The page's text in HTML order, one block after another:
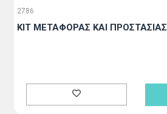
2786
KIT ΜΕΤΑΦΟΡΑΣ ΚΑΙ ΠΡΟΣΤΑΣΙΑΣ